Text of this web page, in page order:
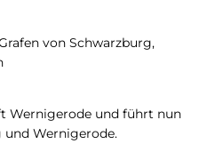
von Schwarzburg,
Wernigerode und führt nun
und Wernigerode.